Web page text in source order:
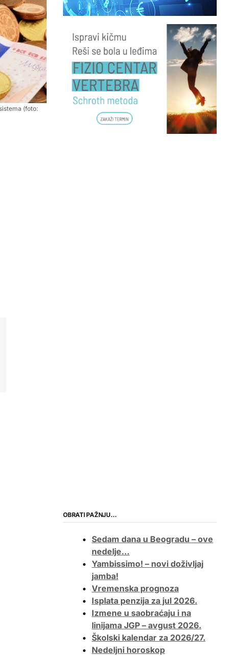
(foto:
OBRATI PAŽNJU…
Sedam dana u Beogradu – ove
nedelje…
Yambissimo! – novi doživljaj
jamba!
Vremenska prognoza
Isplata penzija za jul 2026.
Izmene u saobraćaju i na
linijama JGP – avgust 2026.
Školski kalendar za 2026/27.
Nedeljni horoskop